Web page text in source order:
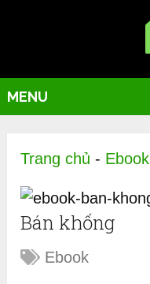
MENU
Trang chủ - Ebook
Bán khống
Ebook